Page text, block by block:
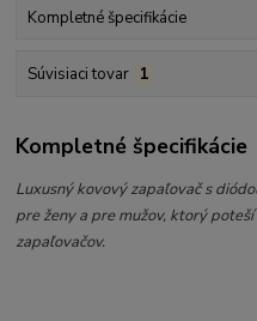
Kompletné špecifikácie
Súvisiaci tovar 1
Kompletné špecifikácie
Luxusný kovový zapaľovač s
pre ženy a pre mužov, ktorý
zapaľovačov.